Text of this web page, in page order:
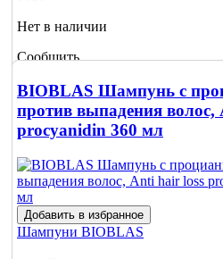
Нет в наличии
Сообщить
BIOBLAS Шампунь с
против выпадения волос,
procyanidin 360 мл
Добавить в избранное
Шампуни BIOBLAS